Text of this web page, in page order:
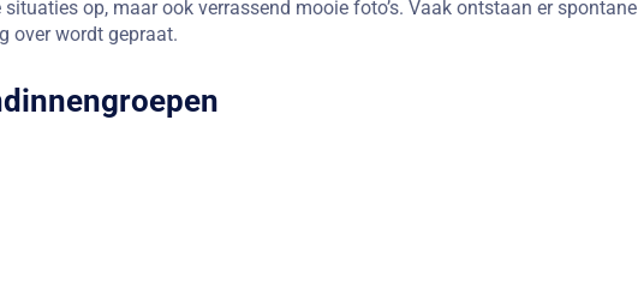
op, maar ook verrassend mooie foto’s. Vaak ontstaan er spontane
over wordt gepraat.